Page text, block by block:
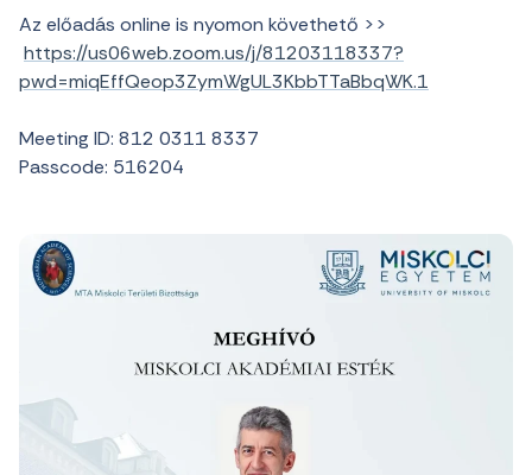
Az előadás online is nyomon követhető >>
https://us06web.zoom.us/j/81203118337?
pwd=miqEffQeop3ZymWgUL3KbbTTaBbqWK.1
Meeting ID: 812 0311 8337
Passcode: 516204